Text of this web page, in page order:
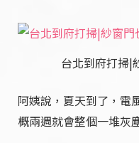
台北到府打掃|
阿姨說，夏天到了，電
概兩週就會整個一堆灰